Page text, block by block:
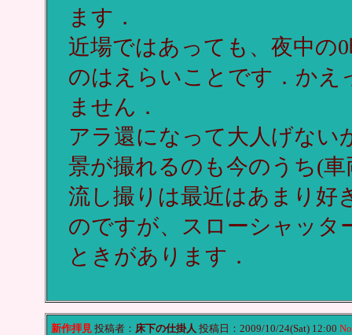
ます．
近場ではあっても、夜中の
のはえらいことです．かえ
ません．
アラ還になって大人げない
景が撮れるのも今のうち(
流し撮りは最近はあまり好
のですが、スローシャッタ
ときがあります．
新作拝見投稿者： 床下の仕掛人 投稿日：2009/10/24(Sat) 12:00